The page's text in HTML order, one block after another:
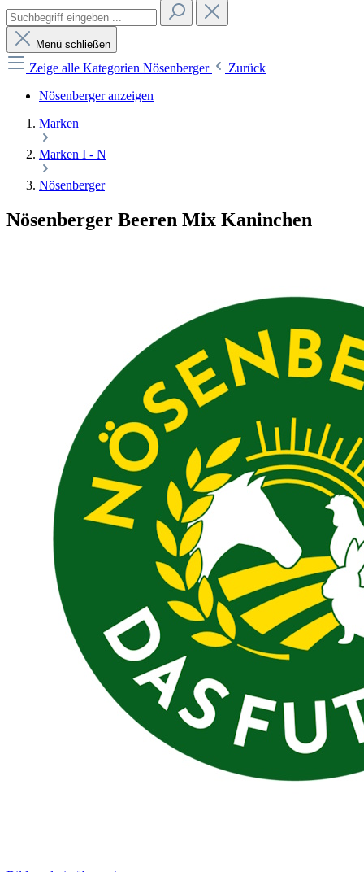
Menü schließen
Zeige alle Kategorien Nösenberger
Zurück
Nösenberger anzeigen
Marken
Marken I - N
Nösenberger
Nösenberger Beeren Mix Kaninchen